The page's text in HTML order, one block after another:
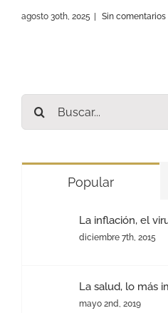
agosto 30th, 2025 Sin comentarios
Buscar:
Popular
La inflación, el
diciembre 7th, 2015
La salud, lo más
mayo 2nd, 2019